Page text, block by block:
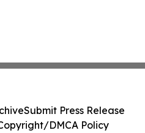
Submit Press Release
DMCA Policy